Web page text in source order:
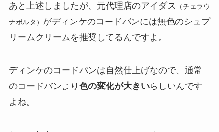
あと上述しましたが、元代理店のアイダス
（チェラウ
ナボルタ） がディンケのコードバンには無色のシュプ
リームクリームを推奨してるんですよ。
ディンケのコードバンは自然仕上げなので、通常
のコードバンより 色の変化が大きいらしいんです
よね。